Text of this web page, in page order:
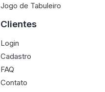
Jogo de Tabuleiro
Clientes
Login
Cadastro
FAQ
Contato